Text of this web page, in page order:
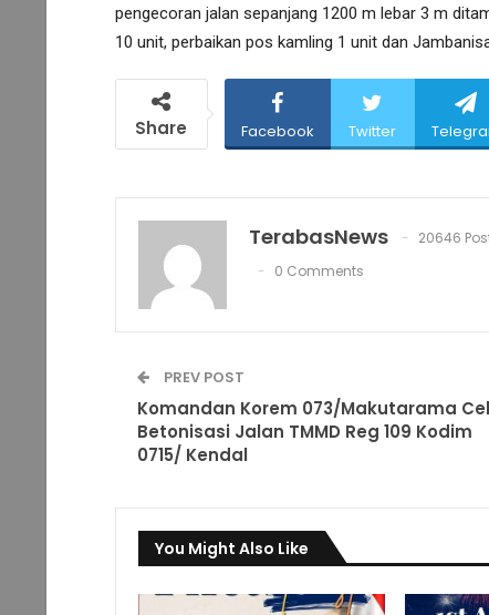
pengecoran jalan sepanjang 1200 m lebar 3 m
10 unit, perbaikan pos kamling 1 unit dan
Share Facebook Twitter
TerabasNews
20646
0 Comments
PREV POST
Komandan Korem 073/Makutarama
Betonisasi Jalan TMMD Reg 109 Kodim
0715/ Kendal
You Might Also Like